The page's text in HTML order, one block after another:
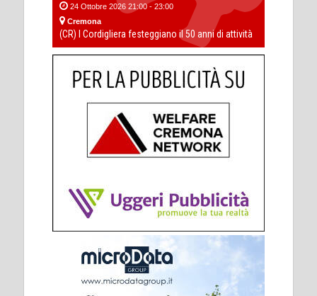
24 Ottobre 2026 21:00 - 23:00
Cremona
(CR) I Cordigliera festeggiano il 50 anni di attività